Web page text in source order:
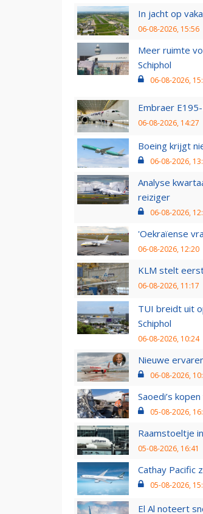
In jacht op
06-08-2026, 15:56
Meer ruimte
Schiphol
06-08-2026,
Embraer
06-08-2026, 14:27
Boeing krijgt
06-08-2026,
Analyse
reiziger
06-08-2026,
'Oekraïense
06-08-2026, 12:20
KLM stelt
06-08-2026, 11:17
TUI breidt uit
Schiphol
06-08-2026, 10:24
Nieuwe
06-08-2026,
Saoedi’s
05-08-2026,
Raamstoeltje
05-08-2026, 16:41
Cathay Pacific
05-08-2026,
El Al noteert